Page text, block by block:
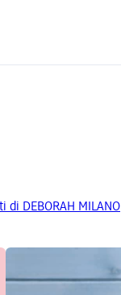
DEBORAH MILANO